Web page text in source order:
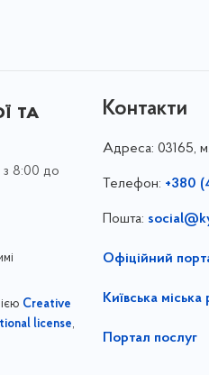
та
з 8:00 до
Creative
license,
Контакти
Адреса: 03165,
Телефон: +380
Пошта:
Офіційний
Київська міська
Портал послуг